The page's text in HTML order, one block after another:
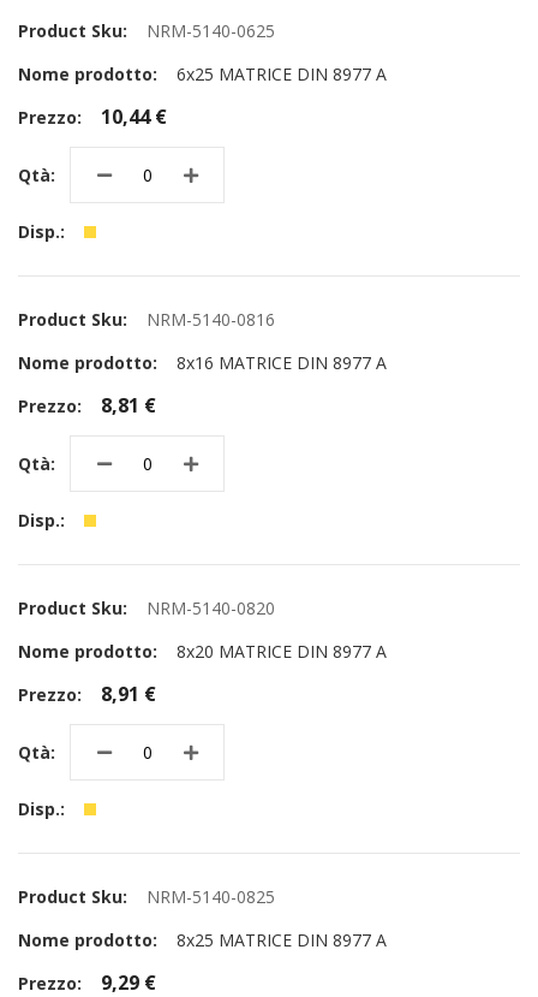
NRM-5140-0625
6x25 MATRICE DIN 8977 A
10,44 €
NRM-5140-0816
8x16 MATRICE DIN 8977 A
8,81 €
NRM-5140-0820
8x20 MATRICE DIN 8977 A
8,91 €
NRM-5140-0825
8x25 MATRICE DIN 8977 A
9,29 €